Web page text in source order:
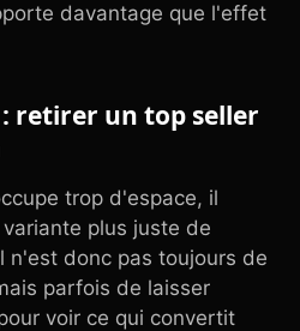
davantage que l'effet
retirer un top seller
trop d'espace, il
plus juste de
n'est donc pas toujours de
parfois de laisser
voir ce qui convertit